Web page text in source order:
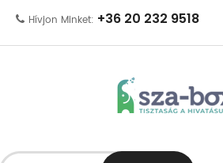
Hívjon Minket: +36 20 232 9518